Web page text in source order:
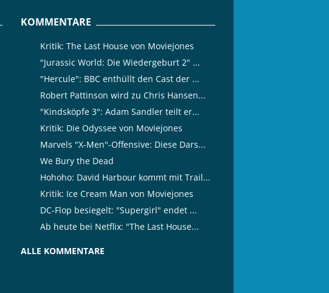
KOMMENTARE
Kritik: The Last House von Moviejones
"Jurassic World: Die Wiedergeburt 2" ...
"Hercule": BBC enthüllt den Cast der ...
Robert Pattinson wird zu Chris Hansen...
"Kindsköpfe 3": Adam Sandler teilt er...
Kritik: Die Odyssee von Moviejones
Marvels "X-Men"-Offensive: Diese Dars...
We Bury the Dead
Hohoho: David Harbour kommt mit Trail...
Kritik: Ice Cream Man von Moviejones
DC-Flop besiegelt: "Supergirl" endet ...
Ab heute bei Netflix: "The Last House...
ALLE KOMMENTARE